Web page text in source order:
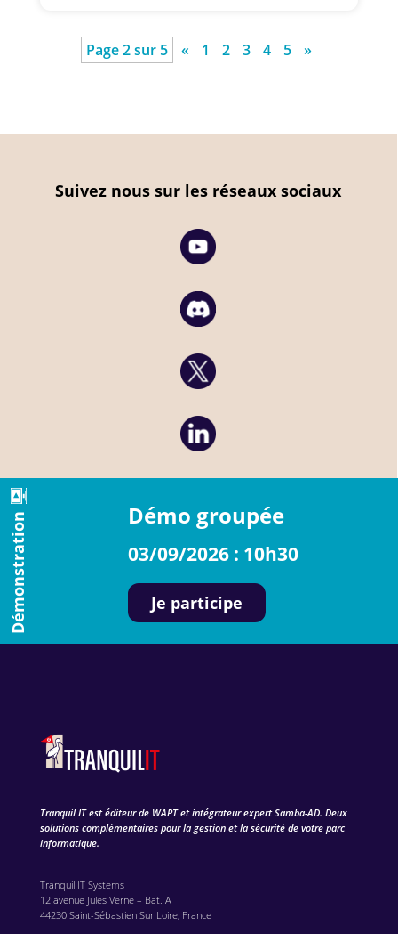
Page 2 sur 5 « 1 2 3 4 5 »
Suivez nous sur les réseaux sociaux
Démonstration Démo groupée
03/09/2026 : 10h30
Je participe
Tranquil IT est éditeur de WAPT et intégrateur expert Samba-AD. Deux
solutions complémentaires pour la gestion et la sécurité de votre parc
informatique.
Tranquil IT Systems
12 avenue Jules Verne – Bat. A
44230 Saint-Sébastien Sur Loire, France